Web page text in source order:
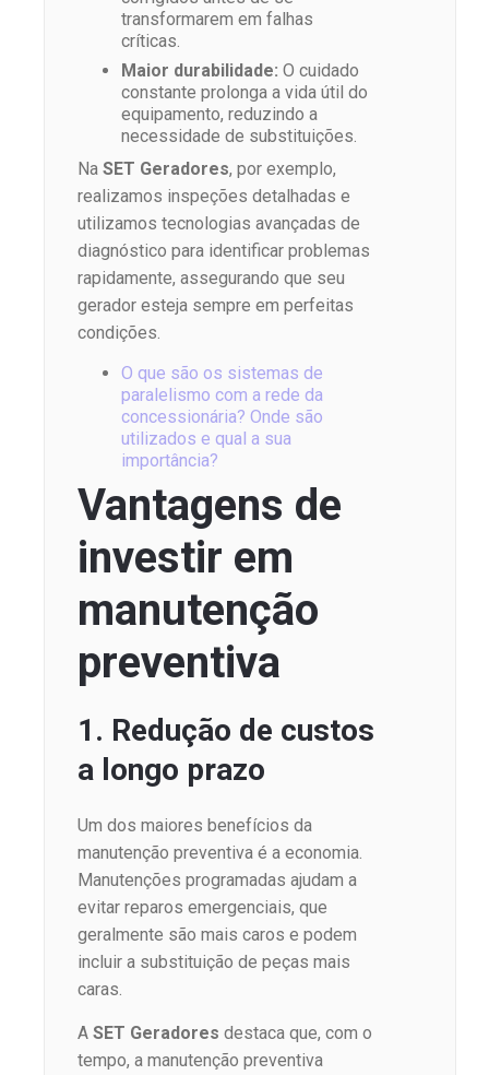
transformarem em falhas
críticas.
Maior durabilidade: O cuidado
constante prolonga a vida útil do
equipamento, reduzindo a
necessidade de substituições.
Na SET Geradores, por exemplo,
realizamos inspeções detalhadas e
utilizamos tecnologias avançadas de
diagnóstico para identificar problemas
rapidamente, assegurando que seu
gerador esteja sempre em perfeitas
condições.
O que são os sistemas de
paralelismo com a rede da
concessionária? Onde são
utilizados e qual a sua
importância?
Vantagens de
investir em
manutenção
preventiva
1. Redução de custos
a longo prazo
Um dos maiores benefícios da
manutenção preventiva é a economia.
Manutenções programadas ajudam a
evitar reparos emergenciais, que
geralmente são mais caros e podem
incluir a substituição de peças mais
caras.
A SET Geradores destaca que, com o
tempo, a manutenção preventiva